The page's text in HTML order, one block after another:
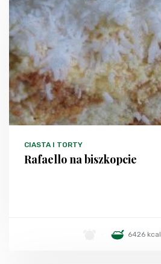
CIASTA I TORTY
Rafaello na biszkopcie
6426 kcal